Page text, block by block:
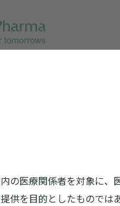
の医療関係者を対象に、
供を目的としたものでは